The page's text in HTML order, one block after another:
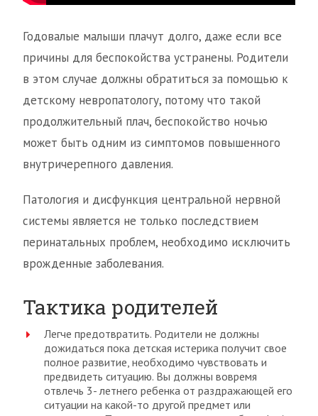
Годовалые малыши плачут долго, даже если все
причины для беспокойства устранены. Родители
в этом случае должны обратиться за помощью к
детскому невропатологу, потому что такой
продолжительный плач, беспокойство ночью
может быть одним из симптомов повышенного
внутричерепного давления.
Патология и дисфункция центральной нервной
системы является не только последствием
перинатальных проблем, необходимо исключить
врожденные заболевания.
Тактика родителей
Легче предотвратить. Родители не должны
дожидаться пока детская истерика получит свое
полное развитие, необходимо чувствовать и
предвидеть ситуацию. Вы должны вовремя
отвлечь 3- летнего ребенка от раздражающей его
ситуации на какой-то другой предмет или